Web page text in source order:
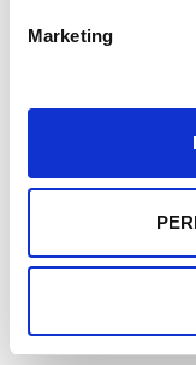
Marketing